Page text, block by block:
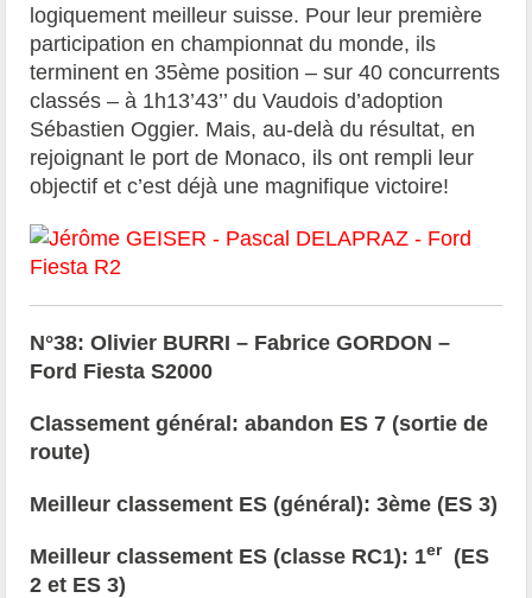
logiquement meilleur suisse. Pour leur première
participation en championnat du monde, ils
terminent en 35ème position – sur 40 concurrents
classés – à 1h13’43’’ du Vaudois d’adoption
Sébastien Oggier. Mais, au-delà du résultat, en
rejoignant le port de Monaco, ils ont rempli leur
objectif et c’est déjà une magnifique victoire!
N°38: Olivier BURRI – Fabrice GORDON –
Ford Fiesta S2000
Classement général: abandon ES 7 (sortie de
route)
Meilleur classement ES (général): 3ème (ES 3)
Meilleur classement ES (classe RC1): 1er(ES
2 et ES 3)